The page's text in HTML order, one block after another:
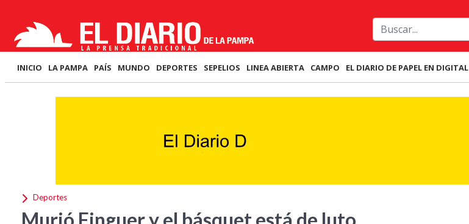
INICIO LA PAMPA PAÍS MUNDO DEPORTES SEPELIOS LINEA ABIERTA CAMPO EL DIARIO DE PAPEL EN DIGITAL
Deportes